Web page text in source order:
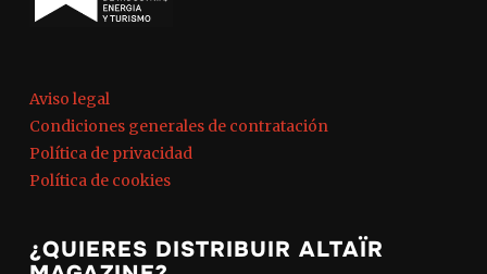
Aviso legal
Condiciones generales de contratación
Política de privacidad
Política de cookies
¿QUIERES DISTRIBUIR ALTAÏR